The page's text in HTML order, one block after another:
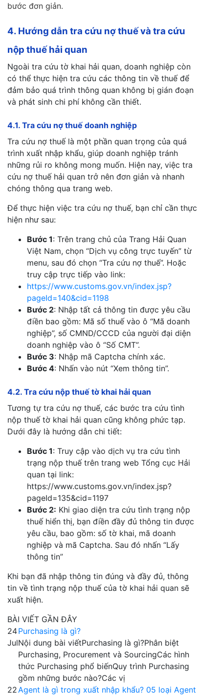
bước đơn giản.
4. Hướng dẫn tra cứu nợ thuế và tra cứu
nộp thuế hải quan
Ngoài tra cứu tờ khai hải quan, doanh nghiệp còn
có thể thực hiện tra cứu các thông tin về thuế để
đảm bảo quá trình thông quan không bị gián đoạn
và phát sinh chi phí không cần thiết.
4.1. Tra cứu nợ thuế doanh nghiệp
Tra cứu nợ thuế là một phần quan trọng của quá
trình xuất nhập khẩu, giúp doanh nghiệp tránh
những rủi ro không mong muốn. Hiện nay, việc tra
cứu nợ thuế hải quan trở nên đơn giản và nhanh
chóng thông qua trang web.
Để thực hiện việc tra cứu nợ thuế, bạn chỉ cần thực
hiện như sau:
Bước 1: Trên trang chủ của Trang Hải Quan
Việt Nam, chọn “Dịch vụ công trực tuyến” từ
menu, sau đó chọn “Tra cứu nợ thuế”. Hoặc
truy cập trực tiếp vào link:
https://www.customs.gov.vn/index.jsp?
pageId=140&cid=1198
Bước 2: Nhập tất cả thông tin được yêu cầu
điền bao gồm: Mã số thuế vào ô “Mã doanh
nghiệp”, số CMND/CCCD của người đại diện
doanh nghiệp vào ô “Số CMT”.
Bước 3: Nhập mã Captcha chính xác.
Bước 4: Nhấn vào nút “Xem thông tin”.
4.2. Tra cứu nộp thuế tờ khai hải quan
Tương tự tra cứu nợ thuế, các bước tra cứu tình
nộp thuế tờ khai hải quan cũng không phức tạp.
Dưới đây là hướng dẫn chi tiết:
Bước 1: Truy cập vào dịch vụ tra cứu tình
trạng nộp thuế trên trang web Tổng cục Hải
quan tại link:
https://www.customs.gov.vn/index.jsp?
pageId=135&cid=1197
Bước 2: Khi giao diện tra cứu tình trạng nộp
thuế hiển thị, bạn điền đầy đủ thông tin được
yêu cầu, bao gồm: số tờ khai, mã doanh
nghiệp và mã Captcha. Sau đó nhấn “Lấy
thông tin”
Khi bạn đã nhập thông tin đúng và đầy đủ, thông
tin về tình trạng nộp thuế của tờ khai hải quan sẽ
xuất hiện.
BÀI VIẾT GẦN ĐÂY
24
Jul
Purchasing là gì?
Nội dung bài viếtPurchasing là gì?Phân biệt
Purchasing, Procurement và SourcingCác hình
thức Purchasing phổ biếnQuy trình Purchasing
gồm những bước nào?Các vị
22Agent là gì trong xuất nhập khẩu? 05 loại Agent